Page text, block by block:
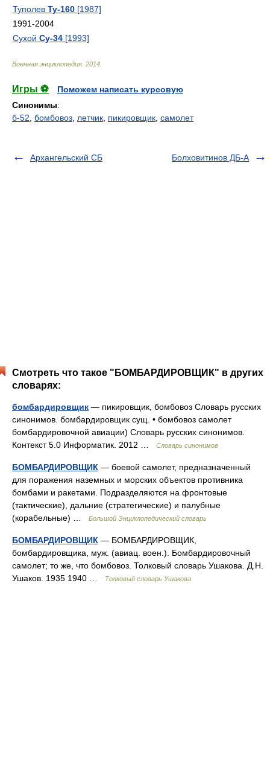
Туполев Ту-160 [1987]
1991-2004
Сухой Су-34 [1993]
Военная энциклопедия 2014
Игры ⚽
Поможем написать курсовую
Синонимы:
б-52 бомбовоз летчик пикировщик самолет
Архангельский СБ Болховитинов ДБ-А
Смотреть что такое "БОМБАРДИРОВЩИК" в других
словарях:
бомбардировщик — пикировщик, бомбовоз Словарь русских
синонимов. бомбардировщик сущ. • бомбовоз самолет
бомбардировочной авиации) Словарь русских синонимов.
Контекст 5.0 Информатик. 2012 …
Словарь синонимов
БОМБАРДИРОВЩИК — боевой самолет, предназначенный
для поражения наземных и морских объектов противника
бомбами и ракетами. Подразделяются на фронтовые
(тактические), дальние (стратегические) и палубные
(корабельные) …
Большой Энциклопедический словарь
БОМБАРДИРОВЩИК — БОМБАРДИРОВЩИК,
бомбардировщика, муж. (авиац. воен.). Бомбардировочный
самолет; то же, что бомбовоз. Толковый словарь Ушакова. Д.Н.
Ушаков. 1935 1940 …
Толковый словарь Ушакова